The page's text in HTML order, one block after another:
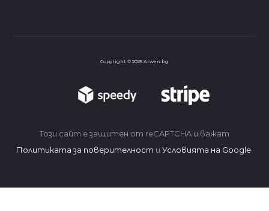
Copyright © 2025 Arwen.bg
Този сайт е защитен от reCAPTCHA и важат
Политиката за поверителност и Условията на Google